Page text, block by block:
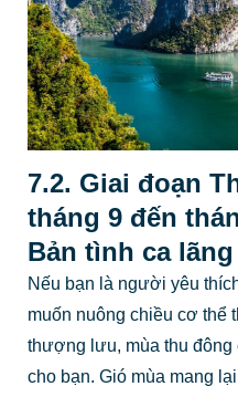
7.2. Giai đoạn
tháng 9 đến
Bản tình ca
Nếu bạn là người yêu
muốn nuông chiều cơ thể
thượng lưu, mùa thu đông
cho bạn. Gió mùa mang